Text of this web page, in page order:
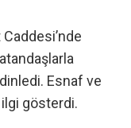
Esnaf ve
ilgi gösterdi.